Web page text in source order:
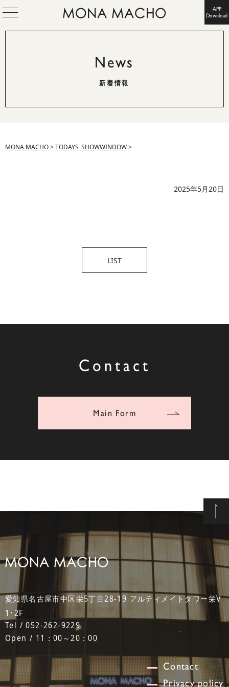
APP
Download
News
新着情報
MONA MACHO>TODAYS_SHOWWINDOW>
2025年5月20日
LIST
Contact
Main Form
愛知県名古屋市中区栄5丁目28-19 アルティメイトタワー栄V
1･2F
Tel / 052-262-9229
Open / 11：00～20：00
Contact
Privacy policy